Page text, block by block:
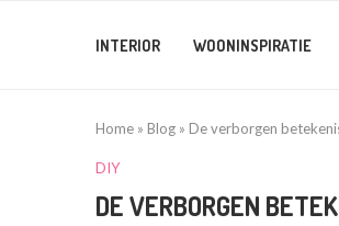
INTERIOR WOONINSPIRATIE
Home » Blog » De verborgen
DIY
DE VERBORGEN